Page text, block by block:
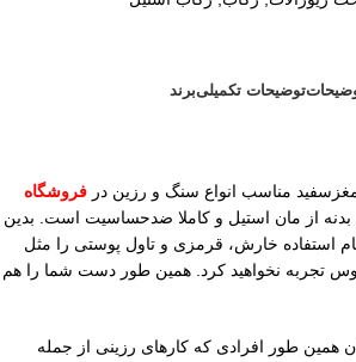
توضیحات تکمیلیبرند
مناسب انواع سنگ و رزین در فروشگاه
از مان استیل و کاملا ضدحساسیت است. بدین
استفاده خارش، قرمزی و تاول پوستی را مثل
تجربه نخواهید کرد. همین طور دست شما را هم
همین طور افرادی که کارهای رزینی از جمله